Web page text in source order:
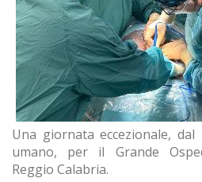
Una giornata eccezionale,
umano, per il Grande
Reggio Calabria.